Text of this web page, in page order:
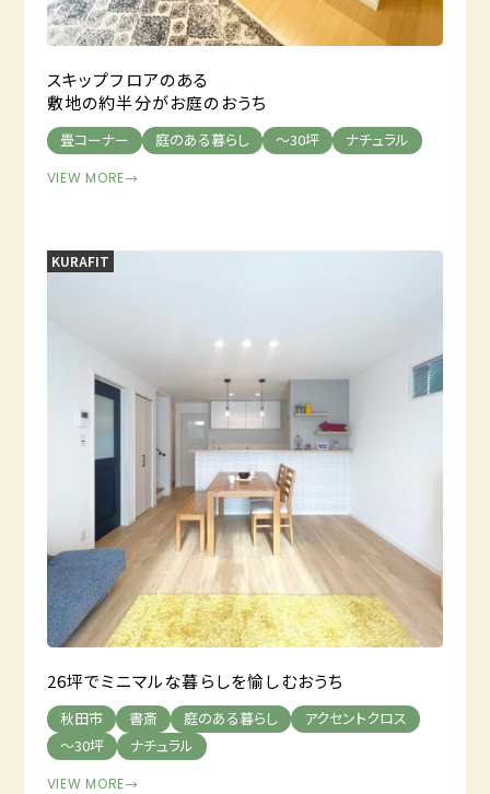
スキップフロアのある
敷地の約半分がお庭のおうち
畳コーナー 庭のある暮らし ～30坪 ナチュラル
VIEW MORE→
26坪でミニマルな暮らしを愉しむおうち
秋田市 書斎 庭のある暮らし
アクセントクロス
～30坪
ナチュラル
VIEW MORE→
KURAFIT